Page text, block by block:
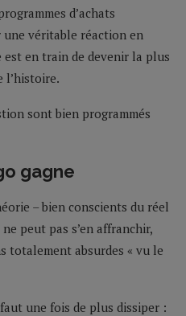
d’achats
une véritable réaction en
en train de devenir la plus
l’histoire.
sont bien programmés
gagne
– bien conscients du réel
peut pas s’en affranchir,
totalement absurdes « vu le
une fois de plus dissiper :